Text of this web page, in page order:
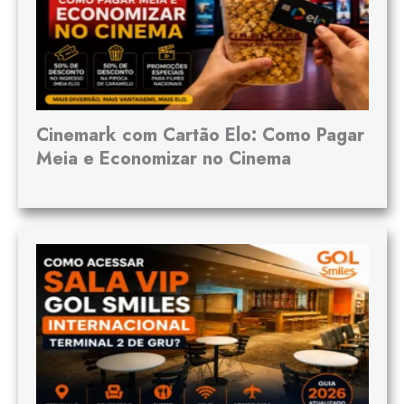
Cinemark com Cartão Elo: Como Pagar
Meia e Economizar no Cinema